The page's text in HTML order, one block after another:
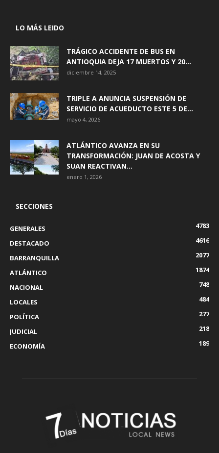
LO MÁS LEIDO
TRÁGICO ACCIDENTE DE BUS EN
ANTIOQUIA DEJA 17 MUERTOS Y 20...
diciembre 14, 2025
TRIPLE A ANUNCIA SUSPENSIÓN DE
SERVICIO DE ACUEDUCTO ESTE 5 DE...
mayo 4, 2026
ATLÁNTICO AVANZA EN SU
TRANSFORMACIÓN: JUAN DE ACOSTA Y
SUAN REACTIVAN...
enero 1, 2026
SECCIONES
GENERALES
4783
DESTACADO
4616
BARRANQUILLA
2077
ATLÁNTICO
1874
NACIONAL
748
LOCALES
484
POLÍTICA
277
JUDICIAL
218
ECONOMÍA
189